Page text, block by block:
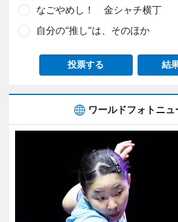
なごやめし！ 金シャチ横丁
自分の“推し”は、そのほか
投票する 結
ワールドフォトニュ